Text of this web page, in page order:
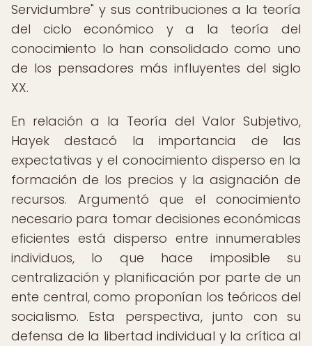
Servidumbre" y sus contribuciones a la teoría
del ciclo económico y a la teoría del
conocimiento lo han consolidado como uno
de los pensadores más influyentes del siglo
XX.
En relación a la Teoría del Valor Subjetivo,
Hayek destacó la importancia de las
expectativas y el conocimiento disperso en la
formación de los precios y la asignación de
recursos. Argumentó que el conocimiento
necesario para tomar decisiones económicas
eficientes está disperso entre innumerables
individuos, lo que hace imposible su
centralización y planificación por parte de un
ente central, como proponían los teóricos del
socialismo. Esta perspectiva, junto con su
defensa de la libertad individual y la crítica al